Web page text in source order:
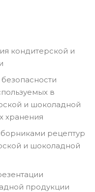
кондитерской и
в
и шоколадной
хранения
рецептур
и шоколадной
продукции